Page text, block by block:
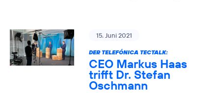
15. Juni 2021
DER TELEFÓNICA TECTALK:
CEO Markus Haas
trifft Dr. Stefan
Oschmann